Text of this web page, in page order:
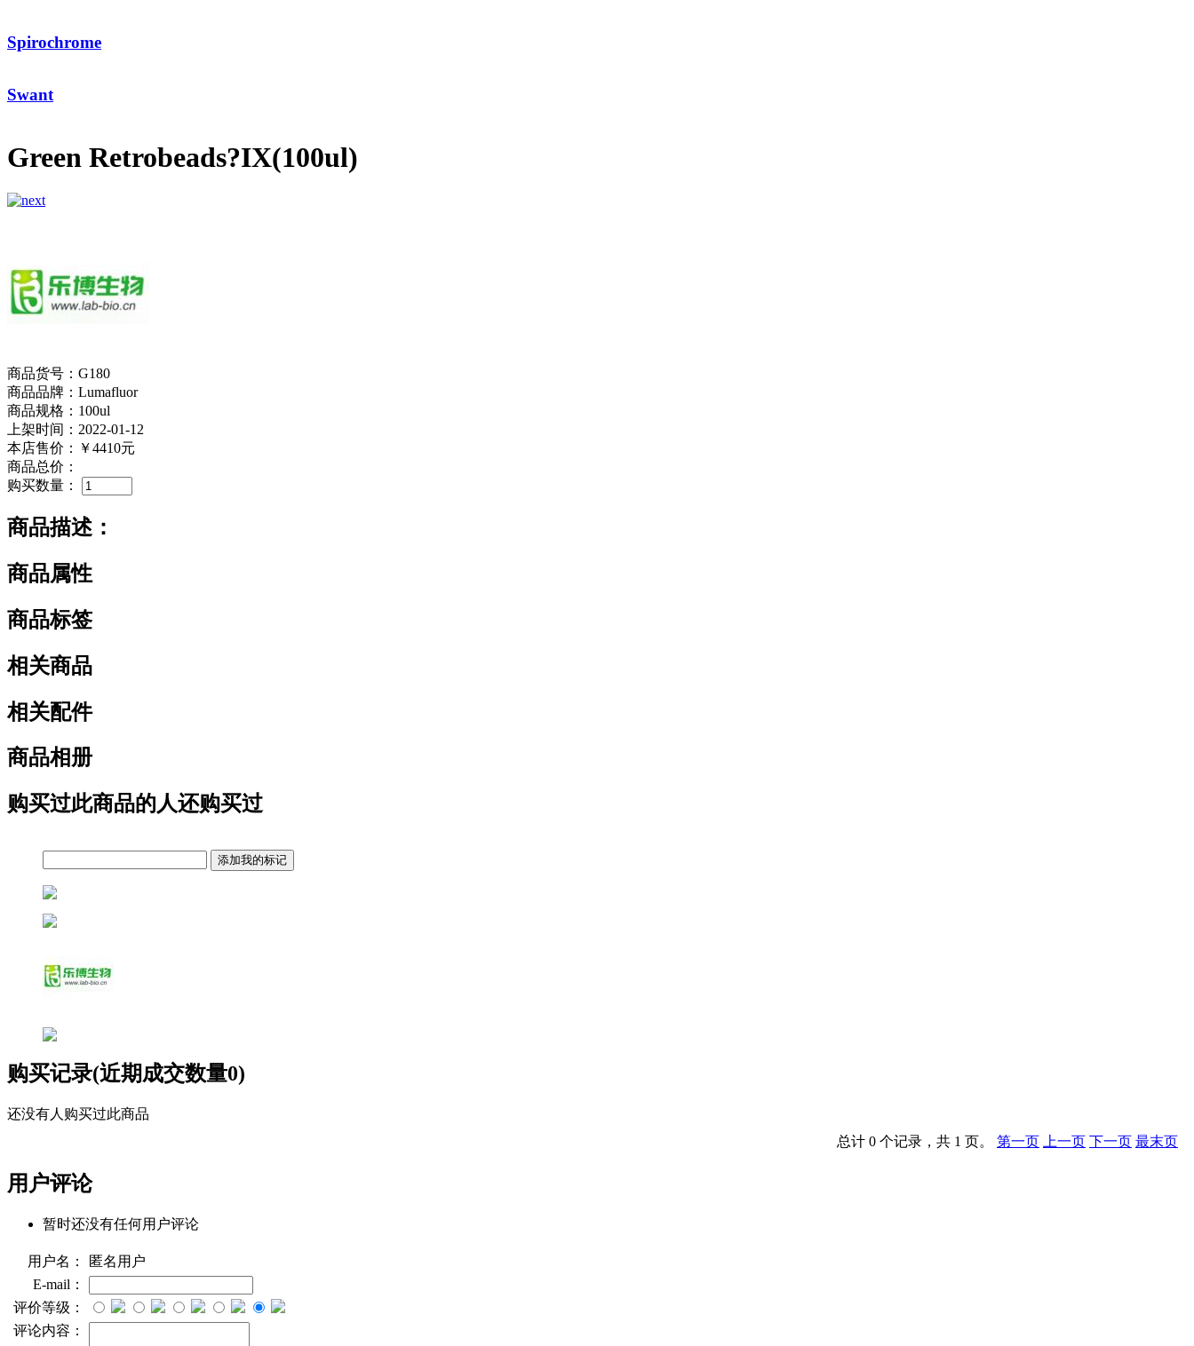
Spirochrome
Swant
Green Retrobeads?IX(100ul)
商品货号：G180
商品品牌：Lumafluor
商品规格：100ul
上架时间：2022-01-12
本店售价：
￥4410元
商品总价：
购买数量：
商品描述：
商品属性
商品标签
相关商品
相关配件
商品相册
购买过此商品的人还购买过
购买记录(近期成交数量0)
还没有人购买过此商品
总计 0 个记录，共 1 页。 第一页 上一页 下一页 最末页
用户评论
暂时还没有任何用户评论
用户名：
匿名用户
E-mail：
评价等级：
评论内容：